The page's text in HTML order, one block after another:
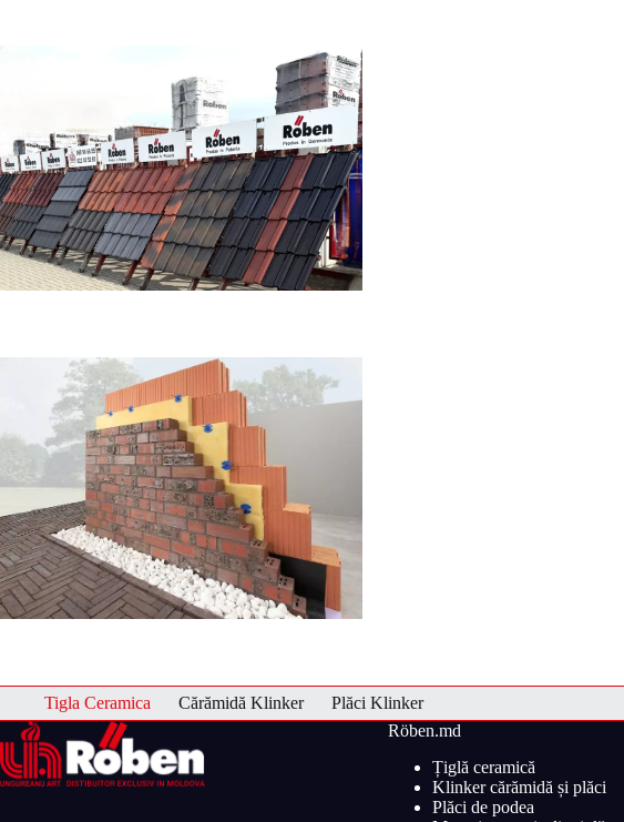
Tigla Ceramica Cărămidă Klinker Plăci Klinker
Röben.md
Țiglă ceramică
Klinker cărămidă și plăci
Plăci de podea